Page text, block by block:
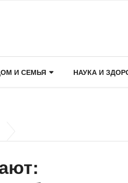
И СЕМЬЯ НАУКА И